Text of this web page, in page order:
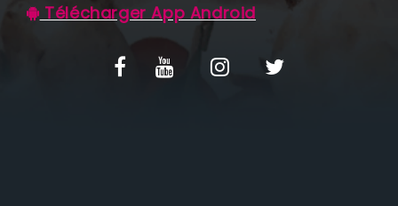
Télécharger App Android